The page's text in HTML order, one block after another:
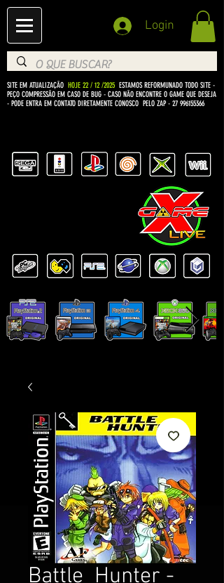
Login
SITE EM ATUALIZAÇÃO HOJE 22 / 12 /2025 ESTAMOS REFORMUNADO TODO SITE -
PEÇO COMPRESSÃO EM CASO DE BUG - CASO NÃO ENCONTRE O GAME QUE DESEJA
- PODE ENTRA EM CONTATO DIRETAMENTE CONOSCO PELO ZAP - 27 996155366
Battle Hunter -